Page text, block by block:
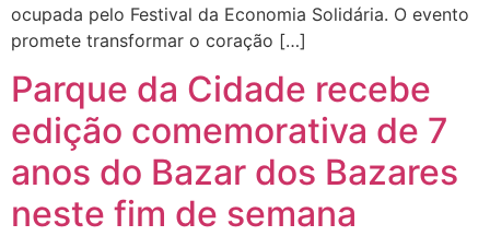
ocupada pelo Festival da Economia Solidária. O evento
promete transformar o coração […]
Parque da Cidade recebe
edição comemorativa de 7
anos do Bazar dos Bazares
neste fim de semana